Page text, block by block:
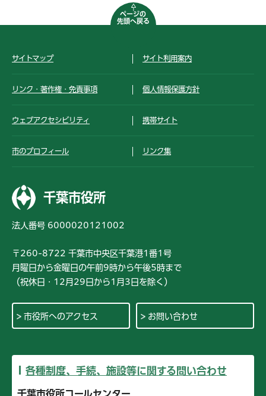
ページの
先頭へ戻る
サイトマップ サイト利用案内
リンク・著作権・免責事項 個人情報保護方針
ウェブアクセシビリティ 携帯サイト
市のプロフィール リンク集
千葉市役所
法人番号 6000020121002
〒260-8722 千葉市中央区千葉港1番1号
月曜日から金曜日の午前9時から午後5時まで
（祝休日・12月29日から1月3日を除く）
市役所へのアクセス お問い合わせ
各種制度、手続、施設等に関する問い合わせ
千葉市役所コールセンター